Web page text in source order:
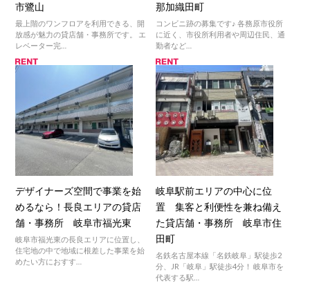
市鷺山
最上階のワンフロアを利用できる、開
放感が魅力の貸店舗・事務所です。 エ
レベーター完…
那加織田町
コンビニ跡の募集です♪ 各務原市役所
に近く、市役所利用者や周辺住民、通
勤者など…
デザイナーズ空間で事業を始
めるなら！長良エリアの貸店
舗・事務所 岐阜市福光東
岐阜市福光東の長良エリアに位置し、
住宅地の中で地域に根差した事業を始
めたい方におすす…
岐阜駅前エリアの中心に位
置 集客と利便性を兼ね備え
た貸店舗・事務所 岐阜市住
田町
名鉄名古屋本線「名鉄岐阜」駅徒歩2
分、JR「岐阜」駅徒歩4分！ 岐阜市を
代表する駅…